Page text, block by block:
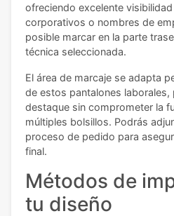
ofreciendo excelente
corporativos o nombres de
posible marcar en la parte
técnica seleccionada.
El área de marcaje se adapta
de estos pantalones
destaque sin comprometer la
múltiples bolsillos. Podrás
proceso de pedido para
final.
Métodos de
tu diseño